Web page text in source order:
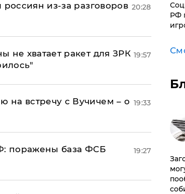
из-за разговоров 20:28
не хватает ракет для ЗРК 19:57
на встречу с Вучичем – о 19:33
поражены база ФСБ
19:27
РФ